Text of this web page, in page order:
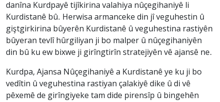
danîna Kurdpayê tijîkirina valahiya nûçegihaniyê li
Kurdistanê bû. Herwisa armanceke din jî veguhestin û
giştgirkirina bûyerên Kurdistanê û veguhestina rastiyên
bûyeran tevlî hûrgiliyan ji bo malper û nûçegihaniyên
din bû ku ew bixwe ji girîngtirîn stratejiyên vê ajansê ne.
Kurdpa, Ajansa Nûçegihaniyê a Kurdistanê ye ku ji bo
vedîtin û veguhestina rastiyan çalakiyê dike û di vê
pêxemê de girîngiyeke tam dide pirensîp û bingehên